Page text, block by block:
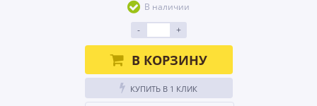
В наличии
-
+
В КОРЗИНУ
КУПИТЬ В 1 КЛИК